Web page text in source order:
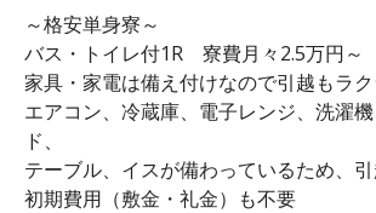
～格安単身寮～
バス・トイレ付1R 寮費月々2.5万円～
家具・家電は備え付けなので引越もラク
エアコン、冷蔵庫、電子レンジ、洗濯
ド、
テーブル、イスが備わっているため、引
初期費用（敷金・礼金）も不要